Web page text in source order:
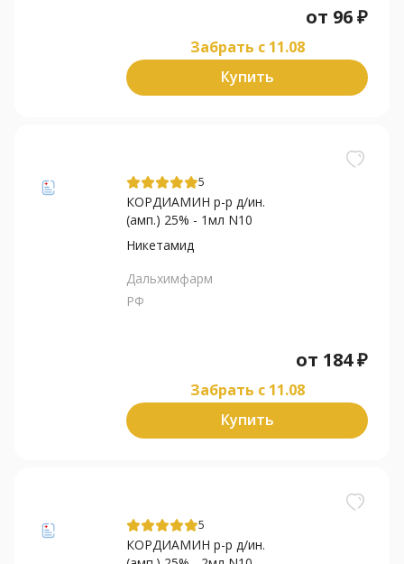
от 96₽
Забрать c 11.08
Купить
5
КОРДИАМИН р-р д/ин.
(амп.) 25% - 1мл N10
Никетамид
Дальхимфарм
РФ
от 184₽
Забрать c 11.08
Купить
5
КОРДИАМИН р-р д/ин.